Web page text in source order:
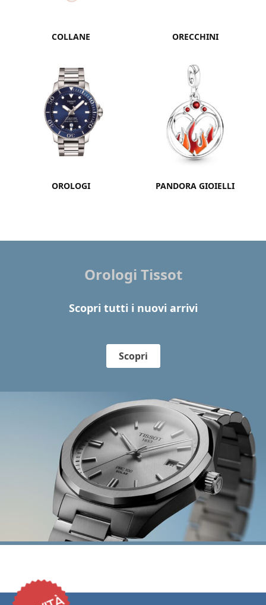
COLLANE ORECCHINI
OROLOGI PANDORA GIOIELLI
Orologi Tissot
Scopri tutti i nuovi arrivi
Scopri